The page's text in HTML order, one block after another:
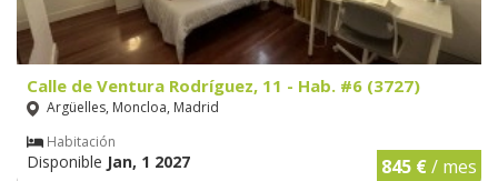
Calle de Ventura Rodríguez, 11 - Hab. #6 (3727)
Argüelles, Moncloa, Madrid
Habitación
Disponible Jan, 1 2027 845 €/ mes